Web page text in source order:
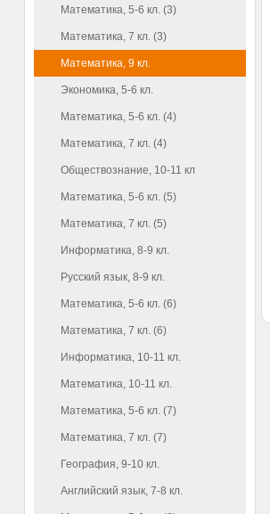
Математика, 5-6 кл. (3)
Математика, 7 кл. (3)
Математика, 9 кл.
Экономика, 5-6 кл.
Математика, 5-6 кл. (4)
Математика, 7 кл. (4)
Обществознание, 10-11 кл
Математика, 5-6 кл. (5)
Математика, 7 кл. (5)
Информатика, 8-9 кл.
Русский язык, 8-9 кл.
Математика, 5-6 кл. (6)
Математика, 7 кл. (6)
Информатика, 10-11 кл.
Математика, 10-11 кл.
Математика, 5-6 кл. (7)
Математика, 7 кл. (7)
География, 9-10 кл.
Английский язык, 7-8 кл.